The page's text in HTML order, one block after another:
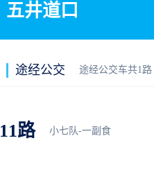
五井道口
途经公交 途经公交车共1路
11路 小七队-一副食